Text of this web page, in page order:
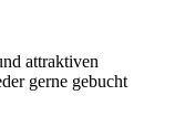
attraktiven
gerne gebucht